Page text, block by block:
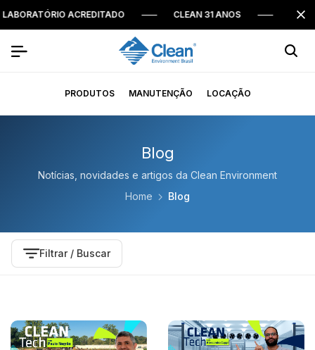
ACREDITADO CLEAN 31 ANOS
PRODUTOS MANUTENÇÃO LOCAÇÃO
Blog
Notícias, novidades e artigos da Clean Environment
Home
Blog
Filtrar / Buscar